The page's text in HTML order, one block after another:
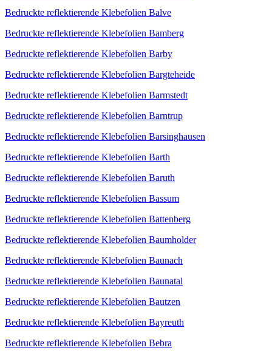
Bedruckte reflektierende Klebefolien Balve
Bedruckte reflektierende Klebefolien Bamberg
Bedruckte reflektierende Klebefolien Barby
Bedruckte reflektierende Klebefolien Bargteheide
Bedruckte reflektierende Klebefolien Barmstedt
Bedruckte reflektierende Klebefolien Barntrup
Bedruckte reflektierende Klebefolien Barsinghausen
Bedruckte reflektierende Klebefolien Barth
Bedruckte reflektierende Klebefolien Baruth
Bedruckte reflektierende Klebefolien Bassum
Bedruckte reflektierende Klebefolien Battenberg
Bedruckte reflektierende Klebefolien Baumholder
Bedruckte reflektierende Klebefolien Baunach
Bedruckte reflektierende Klebefolien Baunatal
Bedruckte reflektierende Klebefolien Bautzen
Bedruckte reflektierende Klebefolien Bayreuth
Bedruckte reflektierende Klebefolien Bebra